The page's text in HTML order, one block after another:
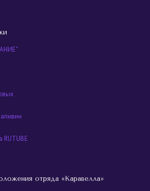
RUTUBE
отряда «Каравелла»